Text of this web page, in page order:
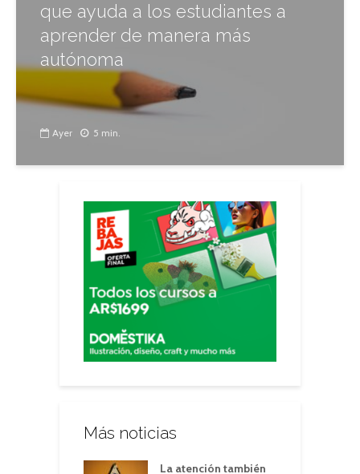
que ayuda a los estudiantes a
aprender de manera más
autónoma
Ayer 5 min.
Más noticias
La atención también